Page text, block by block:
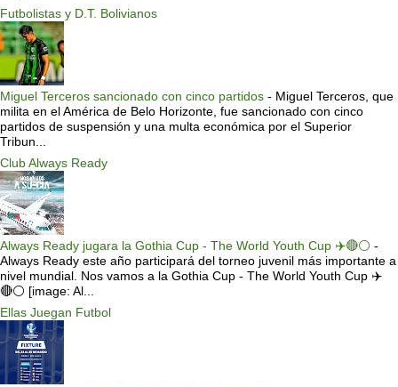
Futbolistas y D.T. Bolivianos
Miguel Terceros sancionado con cinco partidos - Miguel Terceros, que
milita en el América de Belo Horizonte, fue sancionado con cinco
partidos de suspensión y una multa económica por el Superior
Tribun...
Club Always Ready
Always Ready jugara la Gothia Cup - The World Youth Cup ✈️🔴⚪️ -
Always Ready este año participará del torneo juvenil más importante a
nivel mundial. Nos vamos a la Gothia Cup - The World Youth Cup ✈️
🔴⚪️ [image: Al...
Ellas Juegan Futbol